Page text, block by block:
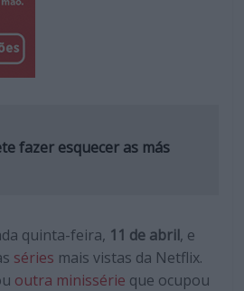
fazer esquecer as más
quinta-feira, 11 de abril, e
séries mais vistas da Netflix.
outra minissérie que ocupou